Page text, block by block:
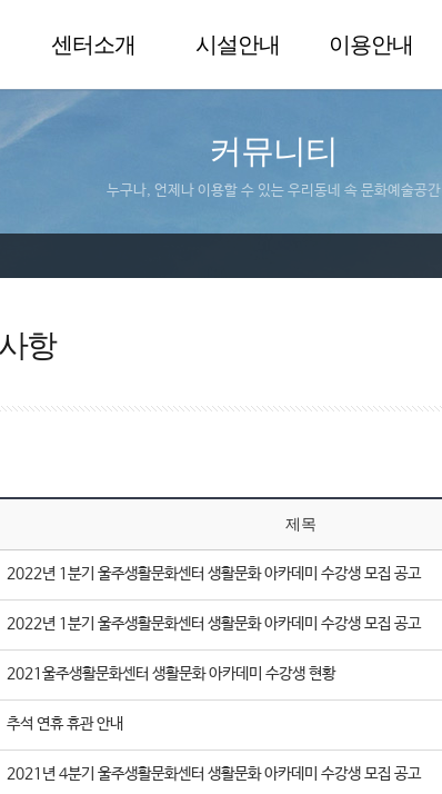
센터소개 시설안내 이용안내
커뮤니티
누구나, 언제나 이용할 수 있는 우리동네 속 문화예술공간
항
제목
2022년 1분기 울주생활문화센터 생활문화 아카데미 수강생 모집 공고
2022년 1분기 울주생활문화센터 생활문화 아카데미 수강생 모집 공고
2021울주생활문화센터 생활문화 아카데미 수강생 현황
추석 연휴 휴관 안내
2021년 4분기 울주생활문화센터 생활문화 아카데미 수강생 모집 공고